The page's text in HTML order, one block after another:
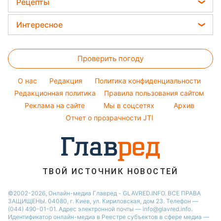
Кейт Миддлтон
Алла Пугачева
Максим Галкин
Настя Каменских
Виталий Козловский
Потап
София Ротару
Новости Ровно
Новости Львова
Новости Днепра
Новости Тернополя
Новости Житомира
Новости Одессы
Новости Харькова
Новости моды
Советы от Андре Тана
Женские стрижки
Окрашивание волос
Красивый маникюр
Рецепты
Закуски
Салаты
Простые блюда
Легкие десерты
Напитки
Праздничное меню
Интересное
Тесты по картинке
Оптические иллюзии
Народные приметы
Все о шоу-бизнесе
Проверить погоду
O нас Редакция
Политика конфиденциальности
Редакционная политика
Правила пользования сайтом
Реклама на сайте
Мы в соцсетях
Архив
Отчет о прозрачности JTI
ТВОЙ ИСТОЧНИК НОВОСТЕЙ
©2002-2026, Онлайн-медиа Главред - GLAVRED.INFO. ВСЕ ПРАВА
ЗАЩИЩЕНЫ. 04080, г. Киев, ул. Кириловская, дом 23. Телефон —
(044) 490-01-01. Адрес электронной почты — info@glavred.info.
Идентификатор онлайн-медиа в Реестре cубъектов в сфере медиа —